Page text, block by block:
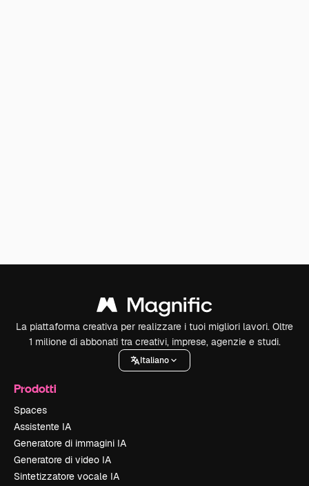
La piattaforma creativa per realizzare i tuoi migliori lavori. Oltre
1 milione di abbonati tra creativi, imprese, agenzie e studi.
Italiano
Prodotti
Spaces
Assistente IA
Generatore di immagini IA
Generatore di video IA
Sintetizzatore vocale IA